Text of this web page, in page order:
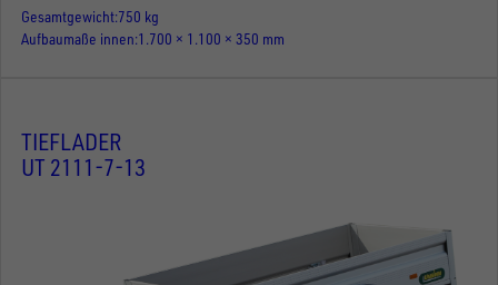
Gesamtgewicht 750 kg
Aufbaumaße innen 1.700 × 1.100 × 350 mm
TIEFLADER
UT 2111-7-13